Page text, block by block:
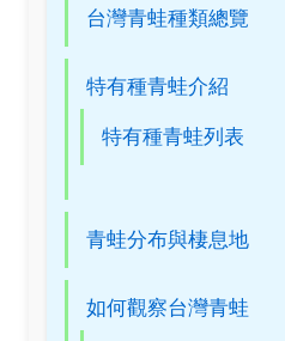
台灣青蛙種類總覽
特有種青蛙介紹
特有種青蛙列表
青蛙分布與棲息地
如何觀察台灣青蛙